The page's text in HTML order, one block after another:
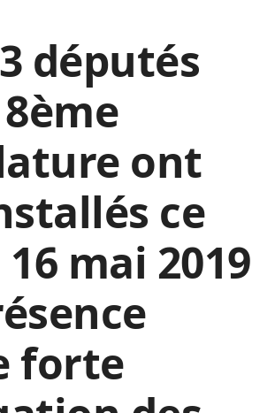
députés
ont
ce
mai 2019
forte